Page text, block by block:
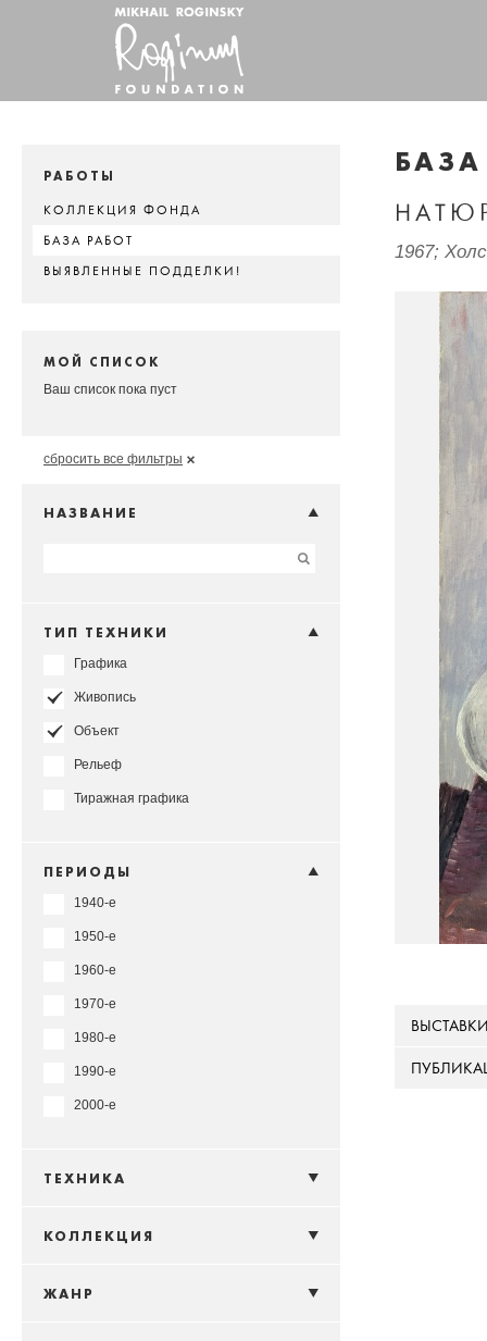
РАБОТЫ
КОЛЛЕКЦИЯ ФОНДА
БАЗА РАБОТ
ВЫЯВЛЕННЫЕ ПОДДЕЛКИ!
МОЙ СПИСОК
Ваш список пока пуст
сбросить все фильтры
НАЗВАНИЕ
ТИП ТЕХНИКИ
Графика
Живопись
Объект
Рельеф
Тиражная графика
ПЕРИОДЫ
1940-е
1950-е
1960-е
1970-е
1980-е
1990-е
2000-е
ТЕХНИКА
КОЛЛЕКЦИЯ
ЖАНР
1967;